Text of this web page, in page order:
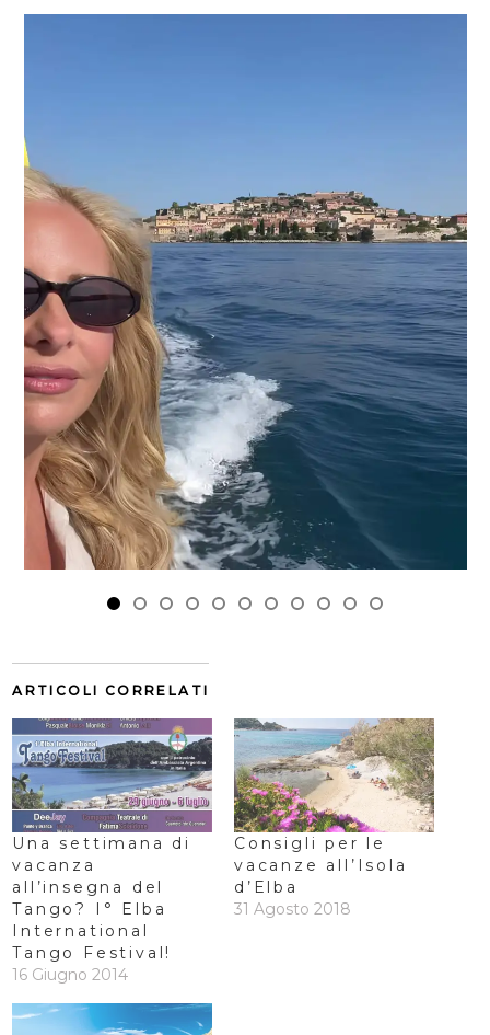
ARTICOLI CORRELATI
Una settimana di
vacanza
all’insegna del
Tango? I° Elba
International
Tango Festival!
16 Giugno 2014
Consigli per le
vacanze all’Isola
d’Elba
31 Agosto 2018